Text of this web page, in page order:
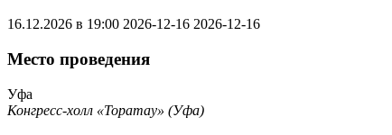
16.12.2026 в 19:00 2026-12-16 2026-12-16
Место проведения
Уфа
Конгресс-холл «Торатау» (Уфа)